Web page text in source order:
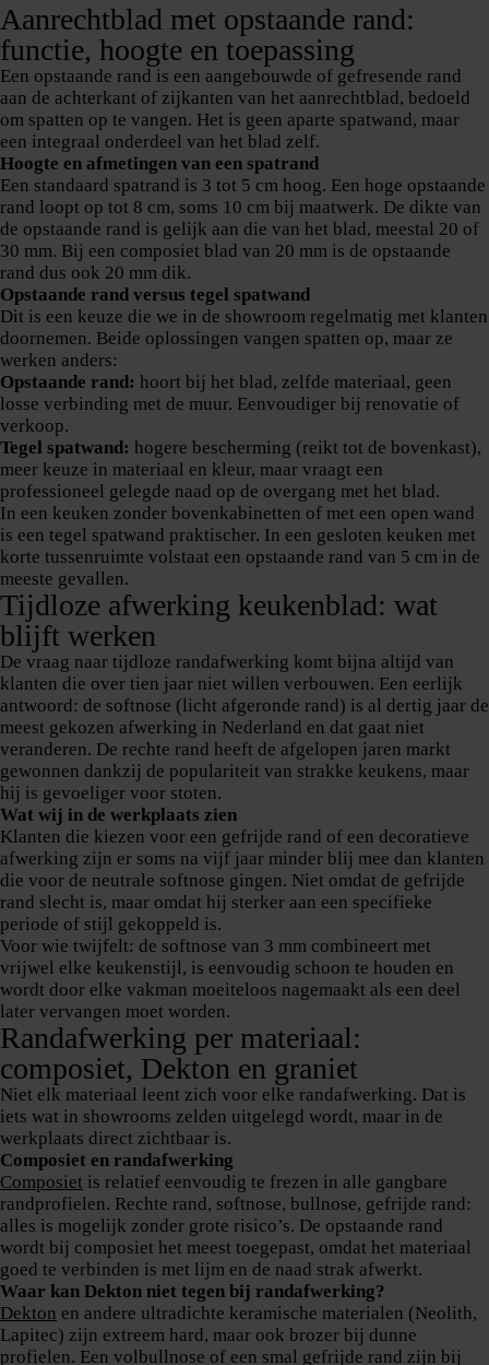
Aanrechtblad met opstaande rand:
functie, hoogte en toepassing
Een opstaande rand is een aangebouwde of gefresende rand
aan de achterkant of zijkanten van het aanrechtblad, bedoeld
om spatten op te vangen. Het is geen aparte spatwand, maar
een integraal onderdeel van het blad zelf.
Hoogte en afmetingen van een spatrand
Een standaard spatrand is 3 tot 5 cm hoog. Een hoge opstaande
rand loopt op tot 8 cm, soms 10 cm bij maatwerk. De dikte van
de opstaande rand is gelijk aan die van het blad, meestal 20 of
30 mm. Bij een composiet blad van 20 mm is de opstaande
rand dus ook 20 mm dik.
Opstaande rand versus tegel spatwand
Dit is een keuze die we in de showroom regelmatig met klanten
doornemen. Beide oplossingen vangen spatten op, maar ze
werken anders:
Opstaande rand: hoort bij het blad, zelfde materiaal, geen
losse verbinding met de muur. Eenvoudiger bij renovatie of
verkoop.
Tegel spatwand: hogere bescherming (reikt tot de bovenkast),
meer keuze in materiaal en kleur, maar vraagt een
professioneel gelegde naad op de overgang met het blad.
In een keuken zonder bovenkabinetten of met een open wand
is een tegel spatwand praktischer. In een gesloten keuken met
korte tussenruimte volstaat een opstaande rand van 5 cm in de
meeste gevallen.
Tijdloze afwerking keukenblad: wat
blijft werken
De vraag naar tijdloze randafwerking komt bijna altijd van
klanten die over tien jaar niet willen verbouwen. Een eerlijk
antwoord: de softnose (licht afgeronde rand) is al dertig jaar de
meest gekozen afwerking in Nederland en dat gaat niet
veranderen. De rechte rand heeft de afgelopen jaren markt
gewonnen dankzij de populariteit van strakke keukens, maar
hij is gevoeliger voor stoten.
Wat wij in de werkplaats zien
Klanten die kiezen voor een gefrijde rand of een decoratieve
afwerking zijn er soms na vijf jaar minder blij mee dan klanten
die voor de neutrale softnose gingen. Niet omdat de gefrijde
rand slecht is, maar omdat hij sterker aan een specifieke
periode of stijl gekoppeld is.
Voor wie twijfelt: de softnose van 3 mm combineert met
vrijwel elke keukenstijl, is eenvoudig schoon te houden en
wordt door elke vakman moeiteloos nagemaakt als een deel
later vervangen moet worden.
Randafwerking per materiaal:
composiet, Dekton en graniet
Niet elk materiaal leent zich voor elke randafwerking. Dat is
iets wat in showrooms zelden uitgelegd wordt, maar in de
werkplaats direct zichtbaar is.
Composiet en randafwerking
Composiet is relatief eenvoudig te frezen in alle gangbare
randprofielen. Rechte rand, softnose, bullnose, gefrijde rand:
alles is mogelijk zonder grote risico’s. De opstaande rand
wordt bij composiet het meest toegepast, omdat het materiaal
goed te verbinden is met lijm en de naad strak afwerkt.
Waar kan Dekton niet tegen bij randafwerking?
Dekton en andere ultradichte keramische materialen (Neolith,
Lapitec) zijn extreem hard, maar ook brozer bij dunne
profielen. Een volbullnose of een smal gefrijde rand zijn bij